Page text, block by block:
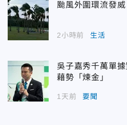
颱風外圍環流發
2小時前 生活
吳子嘉秀千萬單
藉勢「煉金」
1天前 要聞